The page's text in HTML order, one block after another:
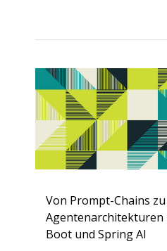
Von Prompt-Chains
Agentenarchitekturen
Boot und Spring AI